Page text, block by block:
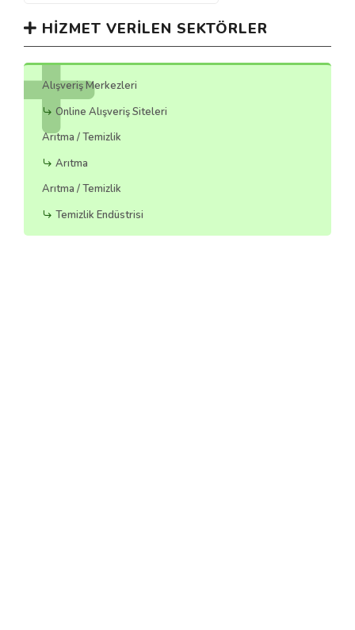
HIZMET VERILEN SEKTÖRLER
Alışveriş Merkezleri
Online Alışveriş Siteleri
Arıtma / Temizlik
Arıtma
Arıtma / Temizlik
Temizlik Endüstrisi